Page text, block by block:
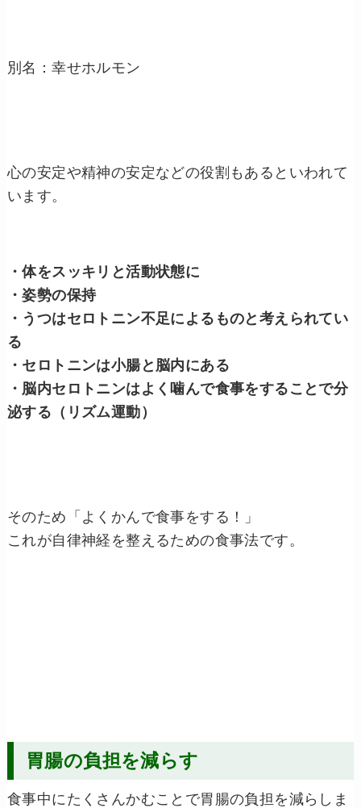
別名：幸せホルモン
心の安定や精神の安定などの役割もあるといわれて
います。
・体をスッキリと活動状態に
・姿勢の保持
・うつはセロトニン不足によるものと考えられてい
る
・セロトニンは小腸と脳内にある
・脳内セロトニンはよく噛んで食事をすることで分
泌する（リズム運動）
そのため「よくかんで食事をする！」
これが自律神経を整えるための食事法です。
胃腸の負担を減らす
食事中にたくさんかむことで胃腸の負担を減らしま